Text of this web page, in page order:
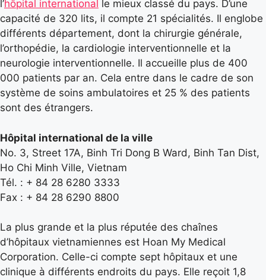
l’hôpital international
le mieux classé du pays. D’une
capacité de 320 lits, il compte 21 spécialités. Il englobe
différents département, dont la chirurgie générale,
l’orthopédie, la cardiologie interventionnelle et la
neurologie interventionnelle. Il accueille plus de 400
000 patients par an. Cela entre dans le cadre de son
système de soins ambulatoires et 25 % des patients
sont des étrangers.
Hôpital international de la ville
No. 3, Street 17A, Binh Tri Dong B Ward, Binh Tan Dist,
Ho Chi Minh Ville, Vietnam
Tél. : + 84 28 6280 3333
Fax : + 84 28 6290 8800
La plus grande et la plus réputée des chaînes
d’hôpitaux vietnamiennes est Hoan My Medical
Corporation. Celle-ci compte sept hôpitaux et une
clinique à différents endroits du pays. Elle reçoit 1,8